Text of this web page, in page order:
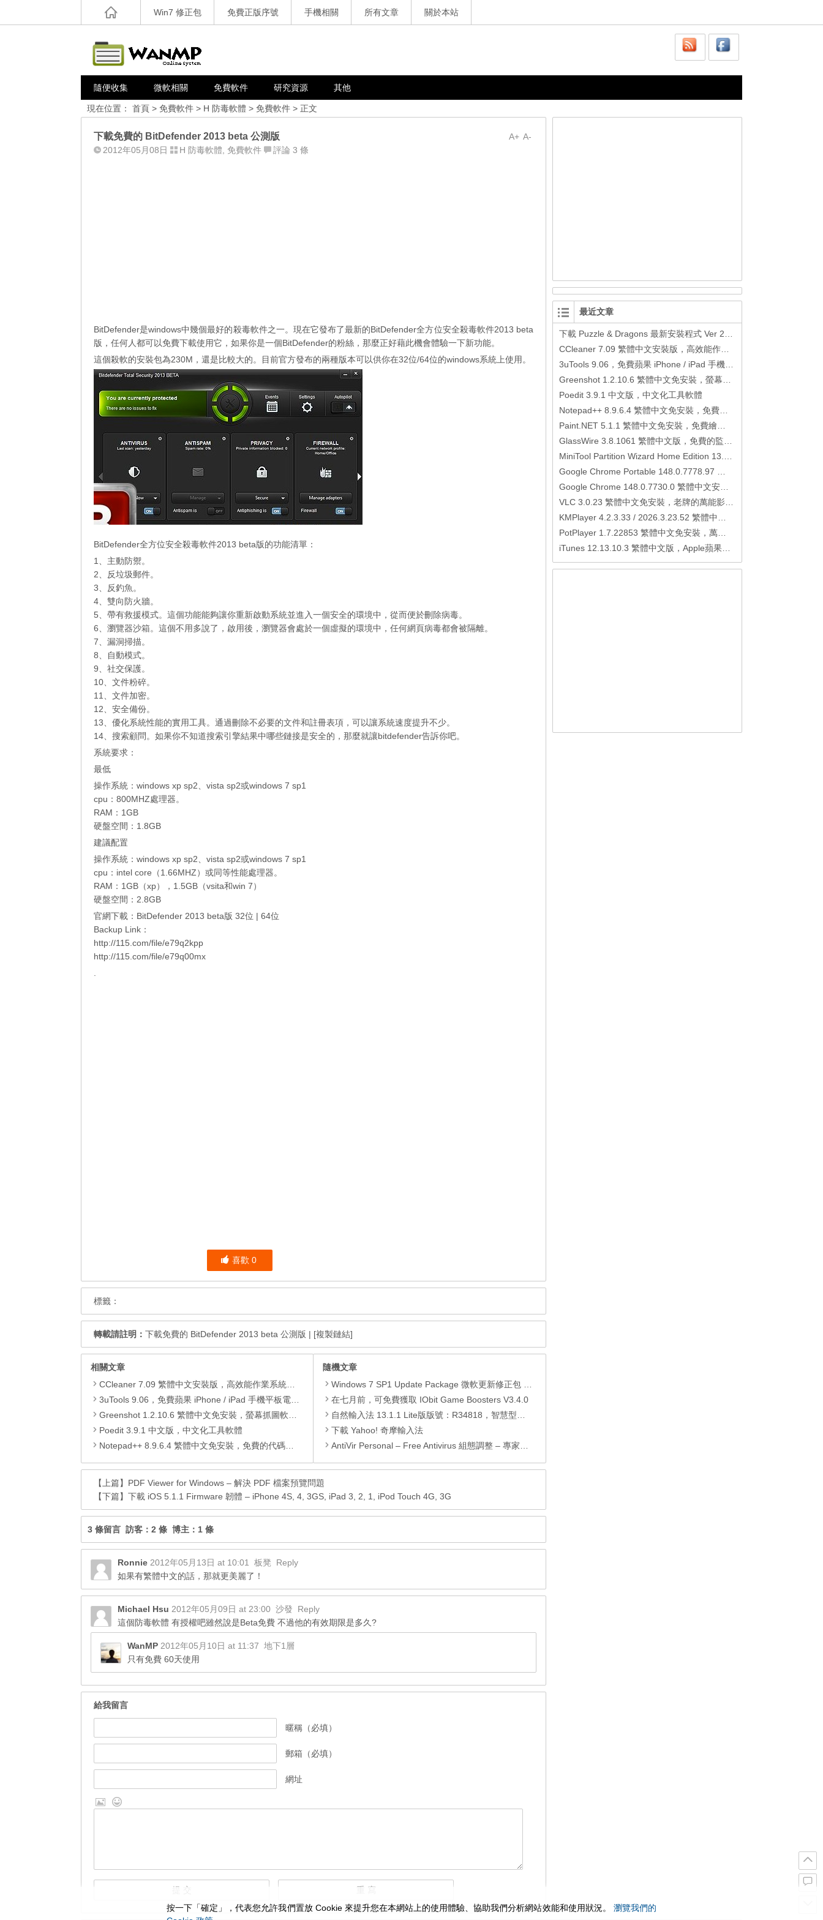
Win7 修正包 免費正版序號 手機相關 所有文章 關於本站
隨便收集 微軟相關 免費軟件 研究資源 其他
現在位置： 首頁 > 免費軟件 > H 防毒軟體 > 免費軟件 > 正文
A-
A+
下載免費的 BitDefender 2013 beta 公測版
2012年05月08日 H 防毒軟體 免費軟件 評論 3 條
BitDefender是windows中幾個最好的殺毒軟件之一。現在它發布了最新的BitDefender全方位安全殺毒軟件2013 beta
版，任何人都可以免費下載使用它，如果你是一個BitDefender的粉絲，那麼正好藉此機會體驗一下新功能。
這個殺軟的安裝包為230M，還是比較大的。目前官方發布的兩種版本可以供你在32位/64位的windows系統上使用。
BitDefender全方位安全殺毒軟件2013 beta版的功能清單：
1、主動防禦。
2、反垃圾郵件。
3、反釣魚。
4、雙向防火牆。
5、帶有救援模式。這個功能能夠讓你重新啟動系統並進入一個安全的環境中，從而便於刪除病毒。
6、瀏覽器沙箱。這個不用多說了，啟用後，瀏覽器會處於一個虛擬的環境中，任何網頁病毒都會被隔離。
7、漏洞掃描。
8、自動模式。
9、社交保護。
10、文件粉碎。
11、文件加密。
12、安全備份。
13、優化系統性能的實用工具。通過刪除不必要的文件和註冊表項，可以讓系統速度提升不少。
14、搜索顧問。如果你不知道搜索引擎結果中哪些鏈接是安全的，那麼就讓bitdefender告訴你吧。
系統要求：
最低
操作系統：windows xp sp2、vista sp2或windows 7 sp1
cpu：800MHZ處理器。
RAM：1GB
硬盤空間：1.8GB
建議配置
操作系統：windows xp sp2、vista sp2或windows 7 sp1
cpu：intel core（1.66MHZ）或同等性能處理器。
RAM：1GB​​（xp），1.5GB（vsita和win 7）
硬盤空間：2.8GB
官網下載： BitDefender 2013 beta版 32位 | 64位
Backup Link：
http://115.com/file/e79q2kpp
http://115.com/file/e79q00mx
喜歡 0
標籤：
轉載請註明： 下載免費的 BitDefender 2013 beta 公測版 | [複製鏈結]
相關文章
CCleaner 7.09 繁體中文安裝版，高效能作業系統清理軟體
3uTools 9.06，免費蘋果 iPhone / iPad 手機平板電腦管理備份還原軟體
Greenshot 1.2.10.6 繁體中文免安裝，螢幕抓圖軟體，1.3.315 安裝版
Poedit 3.9.1 中文版，中文化工具軟體
Notepad++ 8.9.6.4 繁體中文免安裝，免費的代碼編輯器
隨機文章
Windows 7 SP1 Update Package 微軟更新修正包 (2019.09月份)
在七月前，可免費獲取 IObit Game Boosters V3.4.0
自然輸入法 13.1.1 Lite版版號：R34818，智慧型中文輸入法
下載 Yahoo! 奇摩輸入法
AntiVir Personal – Free Antivirus 組態調整 – 專家模式
【上篇】 PDF Viewer for Windows – 解決 PDF 檔案預覽問題
【下篇】 下載 iOS 5.1.1 Firmware 韌體 – iPhone 4S, 4, 3GS, iPad 3, 2, 1, iPod Touch 4G, 3G
3 條留言 訪客：2 條 博主：1 條
Ronnie 2012年05月13日 at 10:01 板凳
Reply
如果有繁體中文的話，那就更美麗了！
Michael Hsu 2012年05月09日 at 23:00 沙發
Reply
這個防毒軟體 有授權吧雖然說是Beta免費 不過他的有效期限是多久?
WanMP 2012年05月10日 at 11:37 地下1層
只有免費 60天使用
給我留言
暱稱（必填）
郵箱（必填）
網址
最近文章
Poedit 3.9.1 中文版，中文化工具軟體
按一下「確定」，代表您允許我們置放 Cookie 來提升您在本網站上的使用體驗、協助我們分析網站效能和使用狀況。 瀏覽我們的